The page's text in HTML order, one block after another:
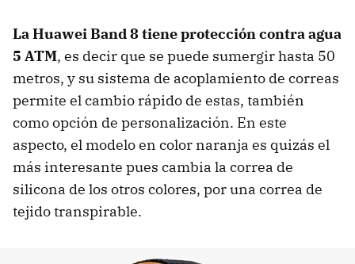
La Huawei Band 8 tiene protección contra agua
5 ATM, es decir que se puede sumergir hasta 50
metros, y su sistema de acoplamiento de correas
permite el cambio rápido de estas, también
como opción de personalización. En este
aspecto, el modelo en color naranja es quizás el
más interesante pues cambia la correa de
silicona de los otros colores, por una correa de
tejido transpirable.